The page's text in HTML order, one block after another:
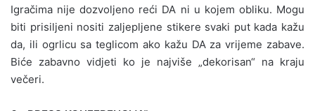
Igračima nije dozvoljeno reći DA ni u kojem obliku. Mogu
biti prisiljeni nositi zaljepljene stikere svaki put kada kažu
da, ili ogrlicu sa teglicom ako kažu DA za vrijeme zabave.
Biće zabavno vidjeti ko je najviše „dekorisan“ na kraju
večeri.